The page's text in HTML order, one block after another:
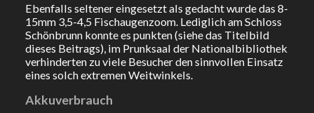
Ebenfalls seltener eingesetzt als gedacht wurde das 8-
15mm 3,5-4,5 Fischaugenzoom. Lediglich am Schloss
Schönbrunn konnte es punkten (siehe das Titelbild
dieses Beitrags), im Prunksaal der Nationalbibliothek
verhinderten zu viele Besucher den sinnvollen Einsatz
eines solch extremen Weitwinkels.
Akkuverbrauch